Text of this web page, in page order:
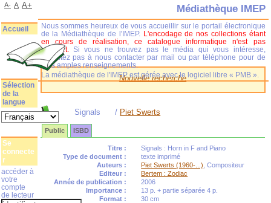
Nouvelle recherche
Signals / Piet Swerts
Public ISBD
Titre :
Signals : Horn in F and Piano
Type de document :
texte imprimé
Auteurs :
Piet Swerts (1960-...) , Compositeur
Editeur :
Bertem : Zodiac
Année de publication :
2006
Importance :
13 p. + partie séparée 4 p.
Format :
30 cm
Médiathèque IMEP
Nous sommes heureux de vous accueillir sur le portail électronique
de la Médiathèque de l'IMEP. L'encodage de nos collections étant
en cours de réalisation, ce catalogue informatique n'est pas
complet.
Si vous ne trouvez pas le média qui vous intéresse,
n'hésitez pas à nous contacter par mail ou par téléphone pour de
plus amples renseignements.
La médiathèque de l'IMEP est gérée avec le logiciel libre « PMB ».
A- A A+
Accueil
Sélection
de la
langue
Se
connecte
r
accéder à
votre
compte
de lecteur